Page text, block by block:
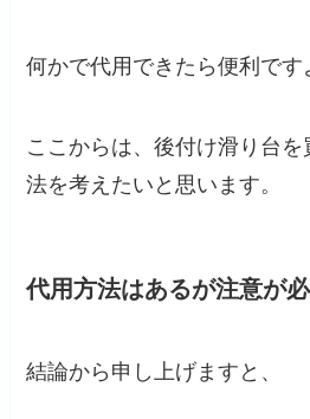
何かで代用できたら便利です
ここからは、後付け滑り台
法を考えたいと思います。
代用方法はあるが注意が
結論から申し上げますと、